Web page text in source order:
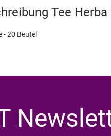
Tee
- 20 Beutel